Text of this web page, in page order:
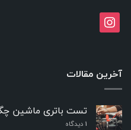
instagram
آخرین مقالات
تست باتری ماشین
۱ دیدگاه